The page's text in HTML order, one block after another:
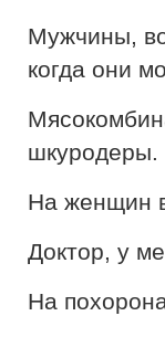
Мужчины,
когда они
шкуродеры.
На женщин
Доктор, у
На